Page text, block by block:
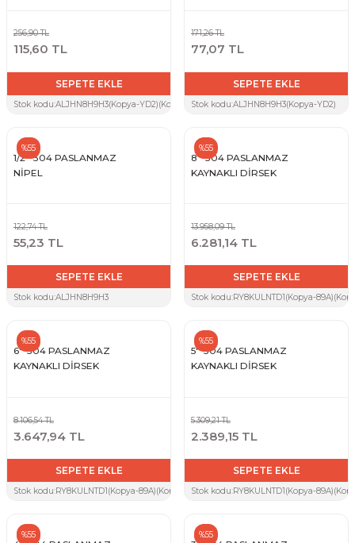
256,90 TL
115,60 TL
SEPETE EKLE
Stok kodu:ALJHN8H9H3(Kopya-YD2)(Kopya-A3V)
171,26 TL
77,07 TL
SEPETE EKLE
Stok kodu:ALJHN8H9H3(Kopya-YD2)
1/2'' 304 PASLANMAZ
NİPEL
%55
122,74 TL
55,23 TL
SEPETE EKLE
Stok kodu:ALJHN8H9H3
8'' 304 PASLANMAZ
KAYNAKLI DİRSEK
%55
13.958,09 TL
6.281,14 TL
SEPETE EKLE
Stok kodu:RY8KULNTD1(Kopya-
6'' 304 PASLANMAZ
KAYNAKLI DİRSEK
%55
8.106,54 TL
3.647,94 TL
SEPETE EKLE
Stok kodu:RY8KULNTD1(Kopya-89A)(Kopya-ZTW)(Kopya-Y5W)(Kopya-4KX)(Kopya-
5'' 304 PASLANMAZ
KAYNAKLI DİRSEK
%55
5.309,21 TL
2.389,15 TL
SEPETE EKLE
Stok kodu:RY8KULNTD1(Kopya-
%55 %55